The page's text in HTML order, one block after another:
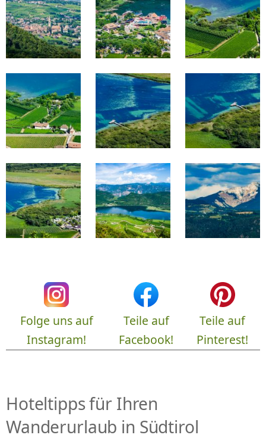
Folge uns auf
Instagram!
Teile auf
Facebook!
Teile auf
Pinterest!
Hoteltipps für Ihren
Wanderurlaub in Südtirol